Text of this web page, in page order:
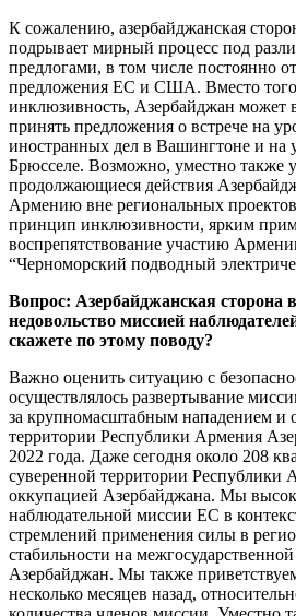
К сожалению, азербайджанская
подрывает мирный процесс под
предлогами, в том числе постоянно
предложения ЕС и США. Вместо
инклюзивность, Азербайджан может
принять предложения о встрече на
иностранных дел в Вашингтоне и на
Брюсселе. Возможно, уместно также
продолжающиеся действия
Армению вне региональных
принцип инклюзивности, ярким
воспрепятствование участию
“Черноморский подводный
Вопрос: Азербайджанская сторона
недовольство миссией
скажете по этому поводу?
Важно оценить ситуацию с
осуществлялось развертывание
за крупномасштабным нападением и
территории Республики Армения
2022 года. Даже сегодня около 208
суверенной территории Республики
оккупацией Азербайджана. Мы
наблюдательной миссии ЕС в
стремлений применения силы в
стабильности на
Азербайджан. Мы также
несколько месяцев назад,